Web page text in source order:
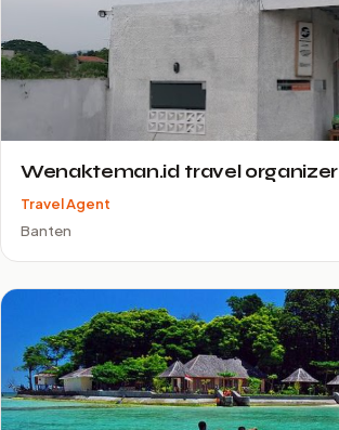
Wenakteman.id travel organizer
Travel Agent
Banten